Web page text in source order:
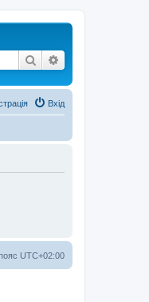
Пошук
Вхід
UTC+02:00